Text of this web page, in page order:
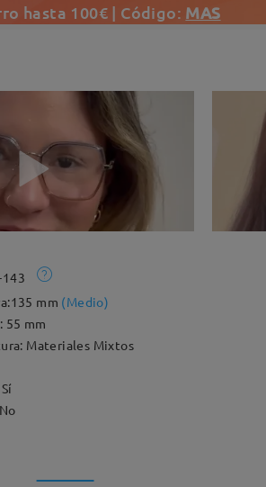
hasta 100€ | Código: MAS
135 mm (Medio)
55 mm
Materiales Mixtos
Sí
No